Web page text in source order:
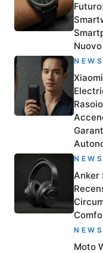
NEWS
NEWS
Anker
NEWS
Moto